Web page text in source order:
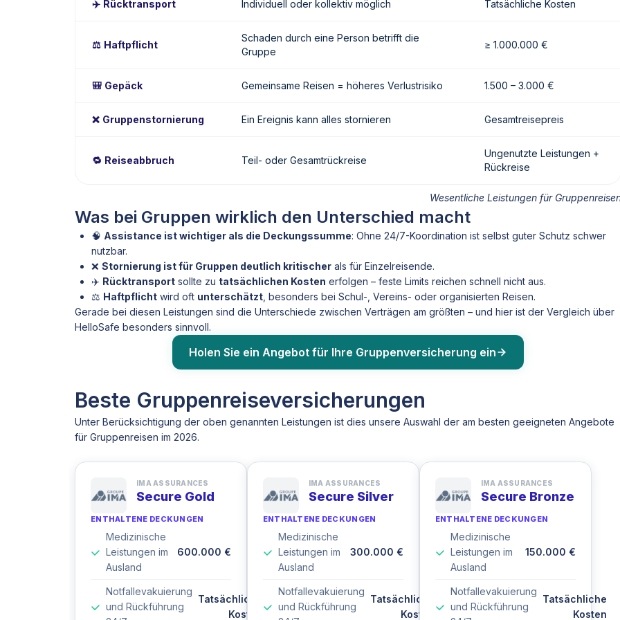
✈️ Rücktransport Individuell oder kollektiv möglich Tatsächliche Kosten
⚖️ Haftpflicht
Schaden durch eine Person betrifft die
Gruppe
≥ 1.000.000 €
🎒 Gepäck Gemeinsame Reisen = höheres Verlustrisiko 1.500 – 3.000 €
❌ Gruppenstornierung Ein Ereignis kann alles stornieren Gesamtreisepreis
🔁 Reiseabbruch Teil- oder Gesamtrückreise
Ungenutzte Leistungen +
Rückreise
Wesentliche Leistungen für
Was bei Gruppen wirklich den Unterschied macht
🧠 Assistance ist wichtiger als die Deckungssumme: Ohne 24/7-Koordination ist selbst guter Schutz schwer
nutzbar.
❌ Stornierung ist für Gruppen deutlich kritischer als für Einzelreisende.
✈️ Rücktransport sollte zu tatsächlichen Kosten erfolgen – feste Limits reichen schnell nicht aus.
⚖️ Haftpflicht wird oft unterschätzt , besonders bei Schul-, Vereins- oder organisierten Reisen.
Gerade bei diesen Leistungen sind die Unterschiede zwischen Verträgen am größten – und hier ist der Vergleich über
HelloSafe besonders sinnvoll.
Holen Sie ein Angebot für Ihre Gruppenversicherung ein
Beste Gruppenreiseversicherungen
Unter Berücksichtigung der oben genannten Leistungen ist dies unsere Auswahl der am besten geeigneten Angebote
für Gruppenreisen im 2026.
IMA ASSURANCES
Secure Gold
ENTHALTENE DECKUNGEN
Medizinische
Leistungen im
Ausland
600.000 €
Notfallevakuierung
und Rückführung
Tatsächliche
Kosten
IMA ASSURANCES
Secure Silver
ENTHALTENE DECKUNGEN
Medizinische
Leistungen im
Ausland
300.000 €
Notfallevakuierung
und Rückführung
Tatsächliche
Kosten
IMA ASSURANCES
Secure Bronze
ENTHALTENE DECKUNGEN
Medizinische
Leistungen im
Ausland
150.000 €
Notfallevakuierung
und Rückführung
Tatsächliche
Kosten